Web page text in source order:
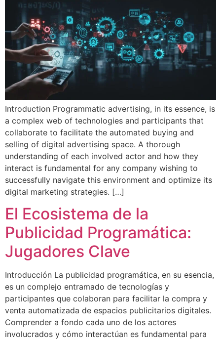
Introduction Programmatic advertising, in its essence, is
a complex web of technologies and participants that
collaborate to facilitate the automated buying and
selling of digital advertising space. A thorough
understanding of each involved actor and how they
interact is fundamental for any company wishing to
successfully navigate this environment and optimize its
digital marketing strategies. […]
El Ecosistema de la
Publicidad Programática:
Jugadores Clave
Introducción La publicidad programática, en su esencia,
es un complejo entramado de tecnologías y
participantes que colaboran para facilitar la compra y
venta automatizada de espacios publicitarios digitales.
Comprender a fondo cada uno de los actores
involucrados y cómo interactúan es fundamental para